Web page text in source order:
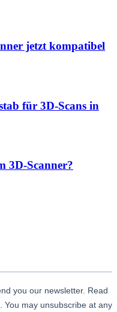
jetzt kompatibel
für 3D-Scans in
3D-Scanner?